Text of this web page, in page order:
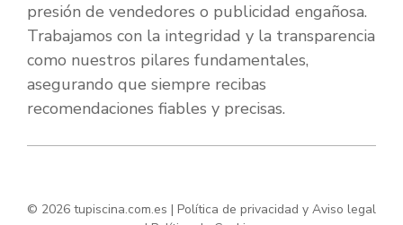
presión de vendedores o publicidad engañosa.
Trabajamos con la integridad y la transparencia
como nuestros pilares fundamentales,
asegurando que siempre recibas
recomendaciones fiables y precisas.
© 2026 tupiscina.com.es | Política de privacidad y Aviso legal